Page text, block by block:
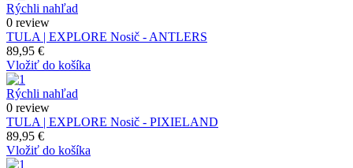
Rýchli nahľad
0 review
TULA | EXPLORE Nosič - ANTLERS
89,95 €
Vložiť do košíka
Rýchli nahľad
0 review
TULA | EXPLORE Nosič - PIXIELAND
89,95 €
Vložiť do košíka